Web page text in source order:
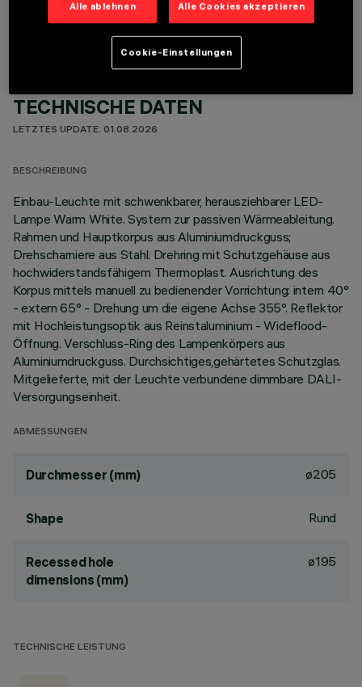
TECHNISCHE DATEN
LETZTES UPDATE: 01.08.2026
BESCHREIBUNG
Einbau-Leuchte mit schwenkbarer, herausziehbarer LED-
Lampe Warm White. System zur passiven Wärmeableitung.
Rahmen und Hauptkorpus aus Aluminiumdruckguss;
Drehscharniere aus Stahl. Drehring mit Schutzgehäuse aus
hochwiderstandsfähigem Thermoplast. Ausrichtung des
Korpus mittels manuell zu bedienender Vorrichtung: intern 40°
- extern 65° - Drehung um die eigene Achse 355°. Reflektor
mit Hochleistungsoptik aus Reinstaluminium - Wideflood-
Öffnung. Verschluss-Ring des Lampenkörpers aus
Aluminiumdruckguss. Durchsichtiges,gehärtetes Schutzglas.
Mitgelieferte, mit der Leuchte verbundene dimmbare DALI-
Versorgungseinheit.
ABMESSUNGEN
Durchmesser (mm) ø205
Shape Rund
Recessed hole
dimensions (mm)
ø195
TECHNISCHE LEISTUNG
Alle ablehnen Alle Cookies akzeptieren
Cookie-Einstellungen